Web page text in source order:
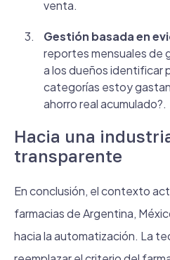
venta.
Gestión basada en
reportes mensuales de
a los dueños identificar
categorías estoy
ahorro real acumulado?.
Hacia una
transparente
En conclusión, el contexto
farmacias de Argentina,
hacia la automatización. La